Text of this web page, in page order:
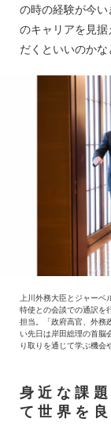
の時の経験が今
のキャリアを見
だくといいのかな
上川外務大臣とジャー
特使との会談での通訳を
担当。「政府高官、外務
い先日は岸田総理の首脳
り取りを通じて学ぶ機会
身近な課
て世界を